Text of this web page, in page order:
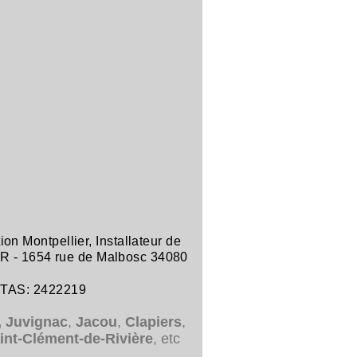
Montpellier,
Installateur de
- 1654 rue de Malbosc 34080
2422219
Juvignac, Jacou, Clapiers,
Clément-de-Rivière, etc